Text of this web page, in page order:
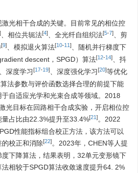
光相干合成的关键。目前常见的相位控
] 、相位共轭法[4] 、全光纤自组织法[5-7]
、剪
[9] 、模拟退火算法[10-11]
、随机并行梯度下
descent，SPGD）算法[12-14]
、抖
、深度学习[17-19] 、深度强化学习[20]等优化
法参数与评价函数选择合理的前提下能
自适应光学和光束合成等领域。2018
光目标在回路相干合成实验，开启相位控
占比由22.3%提升至33.4%[21]。2022
性能指标组合校正方法，该方法可以
校正和消除[22]。2023年，CHEN等人提
下降算法，结果表明，32单元变形镜下
相较于SPGD算法收敛速度提升64. 2%